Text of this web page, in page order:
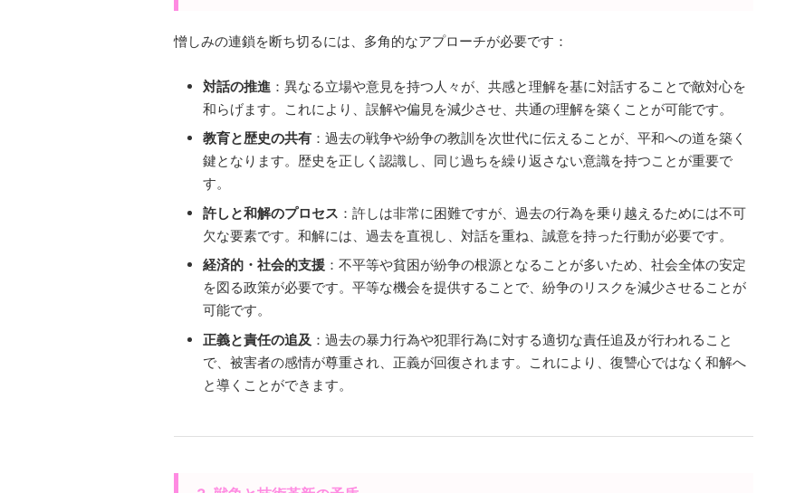
憎しみの連鎖を断ち切るには、多角的なアプローチが必要です：
対話の推進 ：異なる立場や意見を持つ人々が、共感と理解を基に対話することで敵対心を
和らげます。これにより、誤解や偏見を減少させ、共通の理解を築くことが可能です。
教育と歴史の共有 ：過去の戦争や紛争の教訓を次世代に伝えることが、平和への道を築く
鍵となります。歴史を正しく認識し、同じ過ちを繰り返さない意識を持つことが重要で
す。
許しと和解のプロセス ：許しは非常に困難ですが、過去の行為を乗り越えるためには不可
欠な要素です。和解には、過去を直視し、対話を重ね、誠意を持った行動が必要です。
経済的・社会的支援 ：不平等や貧困が紛争の根源となることが多いため、社会全体の安定
を図る政策が必要です。平等な機会を提供することで、紛争のリスクを減少させることが
可能です。
正義と責任の追及 ：過去の暴力行為や犯罪行為に対する適切な責任追及が行われること
で、被害者の感情が尊重され、正義が回復されます。これにより、復讐心ではなく和解へ
と導くことができます。